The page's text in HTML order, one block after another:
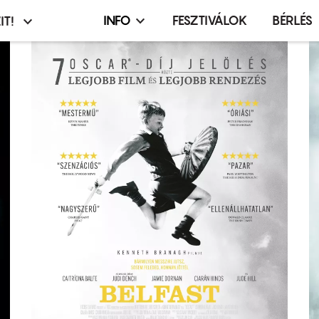
Infó,
esemény,
terembérlés
menü
INFO FESZTIVÁLOK BÉRLÉS